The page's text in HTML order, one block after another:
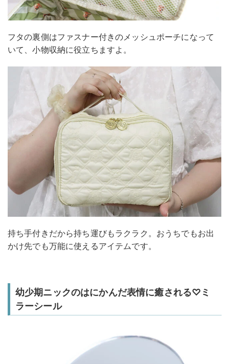
フタの裏側はファスナー付きのメッシュポーチになって
いて、小物収納に役立ちますよ。
持ち手付きだから持ち運びもラクラク。おうちでもお出
かけ先でも万能に使えるアイテムです。
幼少期ニックのはにかんだ表情に癒される♡ミ
ラーシール